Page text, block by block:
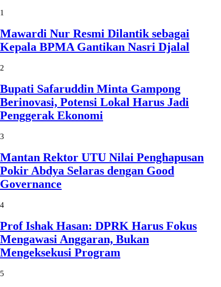
1
Mawardi Nur Resmi Dilantik sebagai
Kepala BPMA Gantikan Nasri Djalal
2
Bupati Safaruddin Minta Gampong
Berinovasi, Potensi Lokal Harus Jadi
Penggerak Ekonomi
3
Mantan Rektor UTU Nilai Penghapusan
Pokir Abdya Selaras dengan Good
Governance
4
Prof Ishak Hasan: DPRK Harus Fokus
Mengawasi Anggaran, Bukan
Mengeksekusi Program
5